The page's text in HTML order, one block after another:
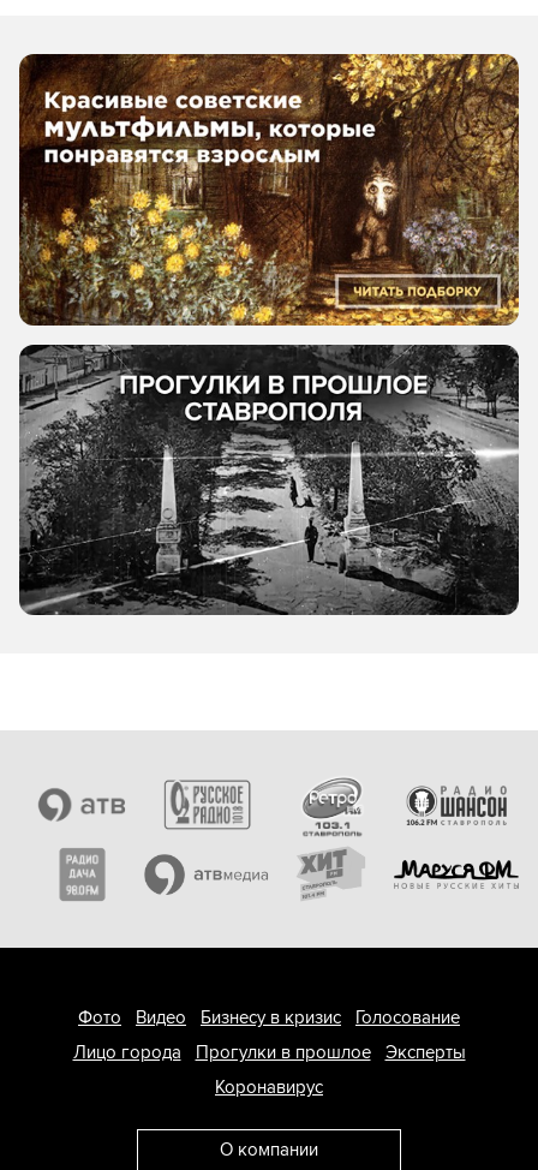
Фото Видео Бизнесу в кризис
Голосование
Лицо города
Прогулки в прошлое
Эксперты
Коронавирус
О компании